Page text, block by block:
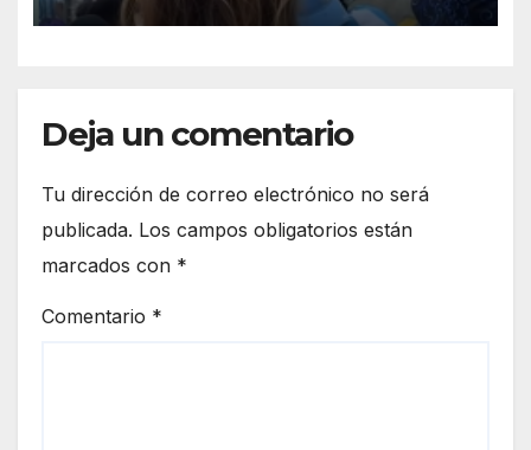
Deja un comentario
Tu dirección de correo electrónico no será
publicada. Los campos obligatorios están
marcados con *
Comentario *